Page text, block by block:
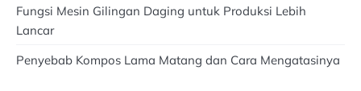
Fungsi Mesin Gilingan Daging untuk Produksi Lebih
Lancar
Penyebab Kompos Lama Matang dan Cara Mengatasinya